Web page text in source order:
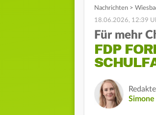
Nachrichten >
18.06.2026, 12:39
Für mehr
FDP